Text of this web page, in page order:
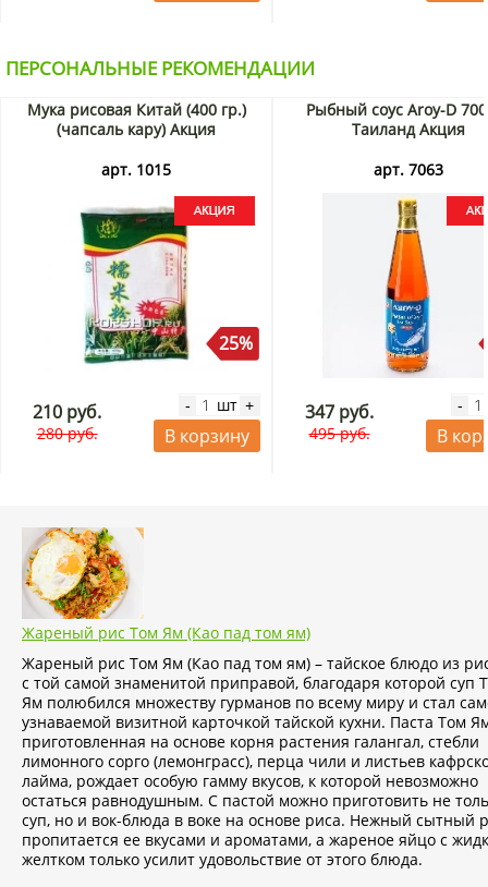
ПЕРСОНАЛЬНЫЕ РЕКОМЕНДАЦИИ
Мука рисовая Китай (400 гр.)
(чапсаль кару) Акция
арт. 1015
25%
210 руб.
280 руб.
- шт +
В корзину
Рыбный соус Aroy-D
Таиланд Акция
арт. 7063
347 руб.
495 руб.
-
В
Жареный рис Том Ям (Као пад том ям)
Жареный рис Том Ям (Као пад том ям) – тайское блюдо из
с той самой знаменитой приправой, благодаря которой суп
Ям полюбился множеству гурманов по всему миру и стал
узнаваемой визитной карточкой тайской кухни. Паста Том
приготовленная на основе корня растения галангал, стебли
лимонного сорго (лемонграсс), перца чили и листьев
лайма, рождает особую гамму вкусов, к которой невозможно
остаться равнодушным. С пастой можно приготовить не
суп, но и вок-блюда в воке на основе риса. Нежный сытный
пропитается ее вкусами и ароматами, а жареное яйцо с
желтком только усилит удовольствие от этого блюда.